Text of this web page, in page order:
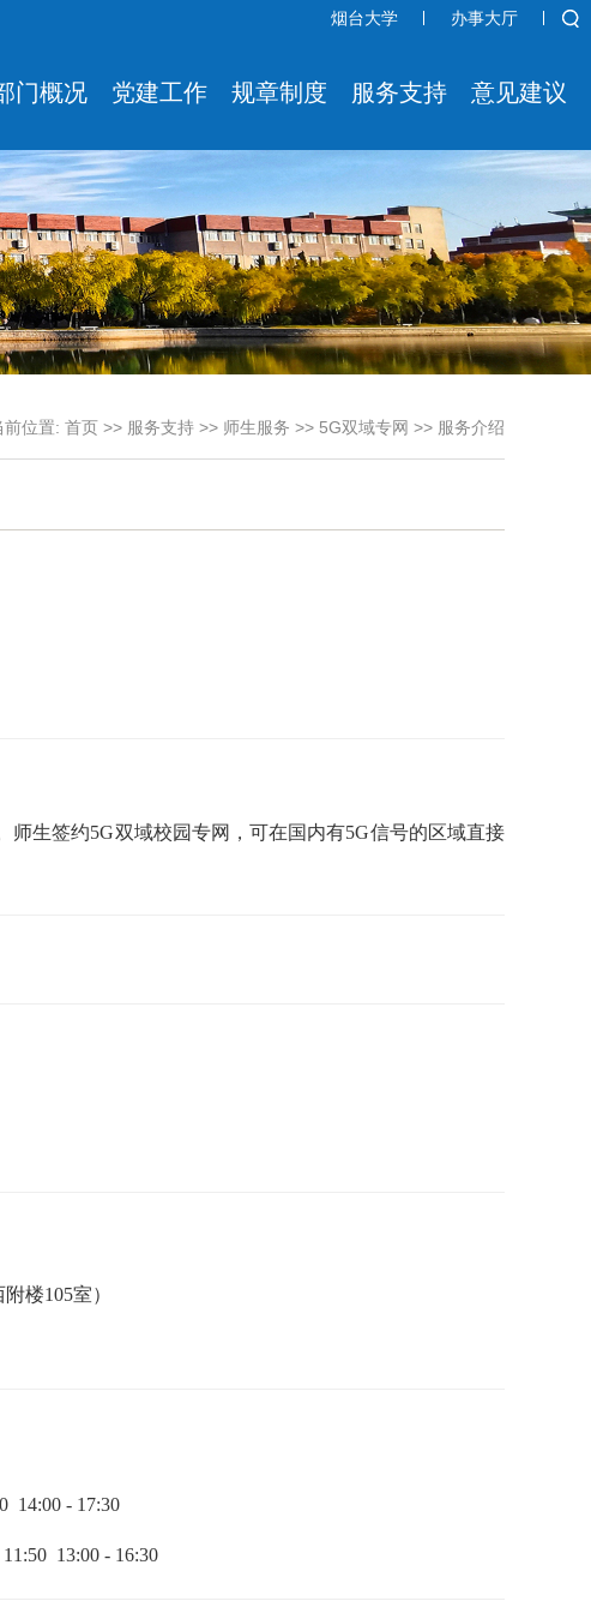
烟台大学 办事大厅
门概况 党建工作 规章制度 服务支持 意见建议
前位置: 首页 >> 服务支持 >> 师生服务 >> 5G双域专网 >> 服务介绍
生签约5G双域校园专网，可在国内有5G信号的区域直接
楼105室）
14:00 - 17:30
:50 13:00 - 16:30